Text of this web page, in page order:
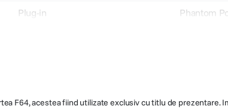
Plug-in
Phantom
F64, acestea fiind utilizate exclusiv cu titlu de prezentare.